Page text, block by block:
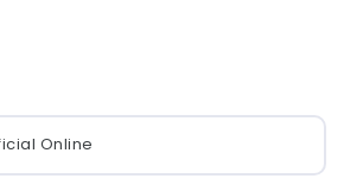
Online